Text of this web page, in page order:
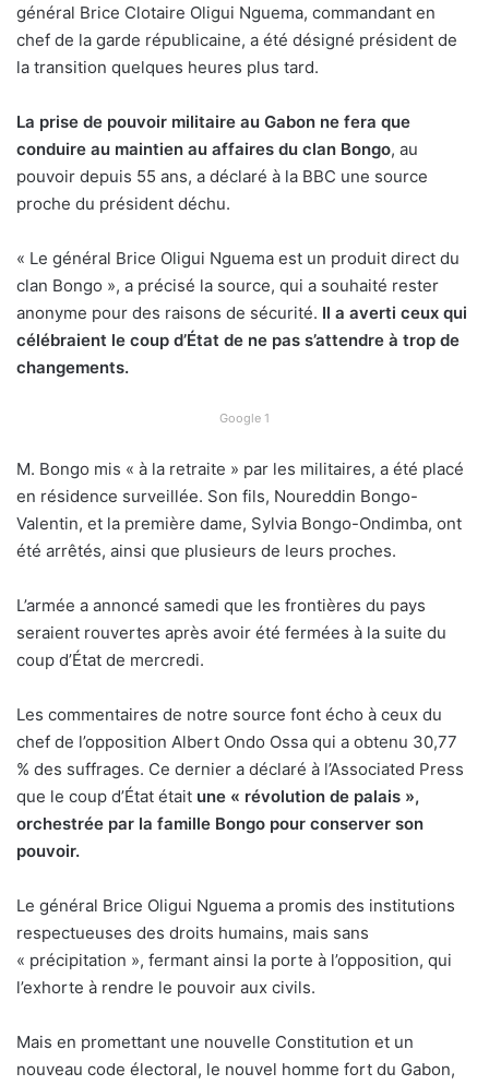
général Brice Clotaire Oligui Nguema, commandant en
chef de la garde républicaine, a été désigné président de
la transition quelques heures plus tard.
La prise de pouvoir militaire au Gabon ne fera que
conduire au maintien au affaires du clan Bongo, au
pouvoir depuis 55 ans, a déclaré à la BBC une source
proche du président déchu.
« Le général Brice Oligui Nguema est un produit direct du
clan Bongo », a précisé la source, qui a souhaité rester
anonyme pour des raisons de sécurité. Il a averti ceux qui
célébraient le coup d’État de ne pas s’attendre à trop de
changements.
Google 1
M. Bongo mis « à la retraite » par les militaires, a été placé
en résidence surveillée. Son fils, Noureddin Bongo-
Valentin, et la première dame, Sylvia Bongo-Ondimba, ont
été arrêtés, ainsi que plusieurs de leurs proches.
L’armée a annoncé samedi que les frontières du pays
seraient rouvertes après avoir été fermées à la suite du
coup d’État de mercredi.
Les commentaires de notre source font écho à ceux du
chef de l’opposition Albert Ondo Ossa qui a obtenu 30,77
% des suffrages. Ce dernier a déclaré à l’Associated Press
que le coup d’État était une « révolution de palais »,
orchestrée par la famille Bongo pour conserver son
pouvoir.
Le général Brice Oligui Nguema a promis des institutions
respectueuses des droits humains, mais sans
« précipitation », fermant ainsi la porte à l’opposition, qui
l’exhorte à rendre le pouvoir aux civils.
Mais en promettant une nouvelle Constitution et un
nouveau code électoral, le nouvel homme fort du Gabon,